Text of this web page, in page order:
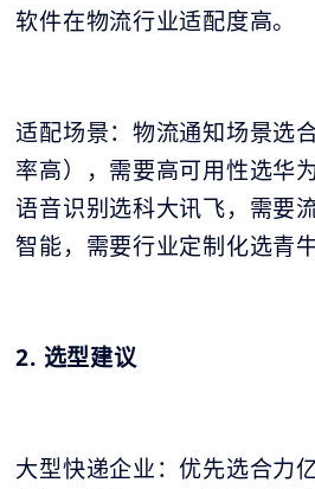
软件在物流行业适配度高。
适配场景：物流通知场景选
率高），需要高可用性选华
语音识别选科大讯飞，需要
智能，需要行业定制化选青牛
2. 选型建议
大型快递企业：优先选合力